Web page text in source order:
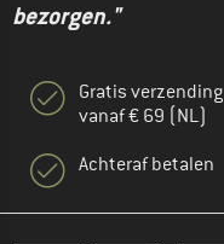
bezorgen."
Gratis verzending
vanaf € 69 (NL)
Achteraf betalen